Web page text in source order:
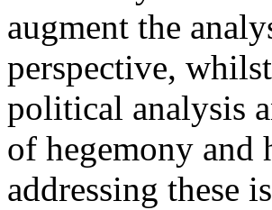
augment the
perspective,
political analysis
of hegemony
addressing these